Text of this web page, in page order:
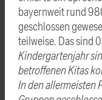
bayernweit rund
geschlossen
teilweise. Das sind
Kindergartenjahr
betroffenen Kitas
In den allermeisten